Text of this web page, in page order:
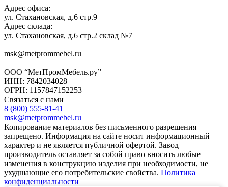
Адрес офиса:
ул. Стахановская, д.6 стр.9
Адрес склада:
ул. Стахановская, д.6 стр.2 склад №7
msk@metprommebel.ru
ООО “МетПромМебель.ру”
ИНН: 7842034028
ОГРН: 1157847152253
Связаться с нами
8 (800) 555-81-41
msk@metprommebel.ru
Копирование материалов без письменного разрешения
запрещено. Информация на сайте носит информационный
характер и не является публичной офертой. Завод
производитель оставляет за собой право вносить любые
изменения в конструкцию изделия при необходимости, не
ухудшающие его потребительские свойства. Политика
конфиденциальности